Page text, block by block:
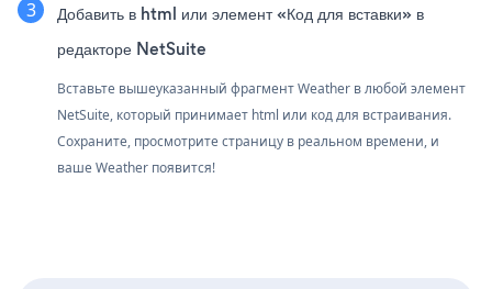
Добавить в html или элемент «Код для вставки» в
редакторе NetSuite
Вставьте вышеуказанный фрагмент Weather в любой элемент
NetSuite, который принимает html или код для встраивания.
Сохраните, просмотрите страницу в реальном времени, и
ваше Weather появится!